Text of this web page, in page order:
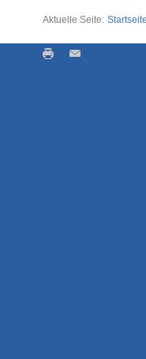
Aktuelle Seite: Startseite